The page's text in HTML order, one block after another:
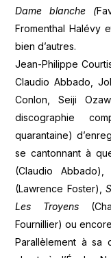
Dame blanche (
Fromenthal Halévy
bien d’autres.
Jean-Philippe
Claudio Abbado,
Conlon, Seiji
discographie
quarantaine)
se cantonnant à
(Claudio
(Lawrence Foster),
Les Troyens
Fournillier) ou
Parallèlement à sa